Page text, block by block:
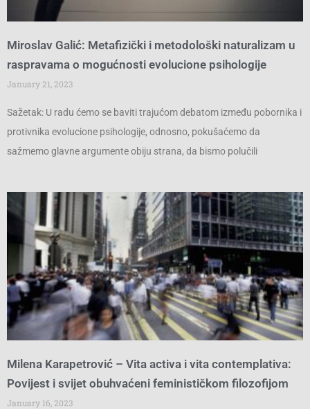
Miroslav Galić: Metafizički i metodološki naturalizam u
raspravama o mogućnosti evolucione psihologije
January 21, 2023
Sažetak: U radu ćemo se baviti trajućom debatom između pobornika i
protivnika evolucione psihologije, odnosno, pokušaćemo da
sažmemo glavne argumente obiju strana, da bismo polučili
Milena Karapetrović – Vita activa i vita contemplativa:
Povijest i svijet obuhvaćeni feminističkom filozofijom
January 16, 2023